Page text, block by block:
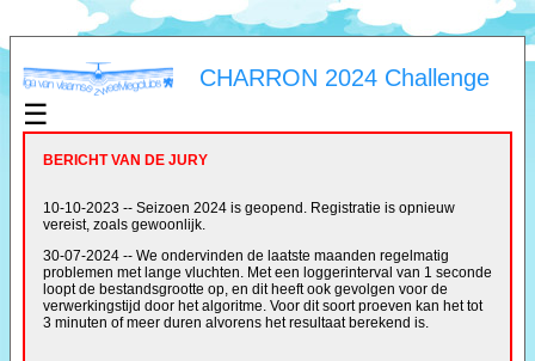
CHARRON 2024 Challenge
☰
BERICHT VAN DE JURY
10-10-2023 -- Seizoen 2024 is geopend. Registratie is opnieuw
vereist, zoals gewoonlijk.
30-07-2024 -- We ondervinden de laatste maanden regelmatig
problemen met lange vluchten. Met een loggerinterval van 1 seconde
loopt de bestandsgrootte op, en dit heeft ook gevolgen voor de
verwerkingstijd door het algoritme. Voor dit soort proeven kan het tot
3 minuten of meer duren alvorens het resultaat berekend is.